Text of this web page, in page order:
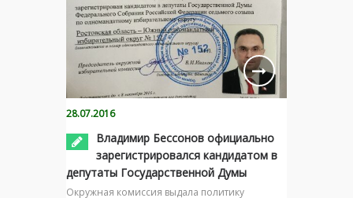
28.07.2016
Владимир Бессонов официально
зарегистрировался кандидатом в
депутаты Государственной Думы
Окружная комиссия выдала политику